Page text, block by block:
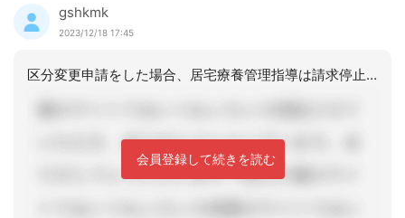
gshkmk
2023/12/18 17:45
区分変更申請をした場合、居宅療養管理指導は請求停止になりません。その際、薬局さん
会員登録して続きを読む